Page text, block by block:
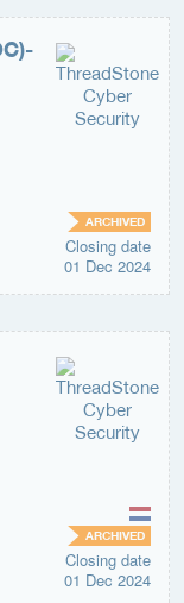
ARCHIVED
Closing date
01 Dec 2024
ARCHIVED
Closing date
01 Dec 2024